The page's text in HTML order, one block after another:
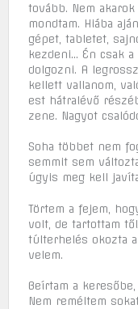
tovább. Nem
mondtam. Hiába
gépet, tabletet,
kezdeni… Én csak
dolgozni. A
kellett vallanom,
est hátralévő
zene. Nagyot
Soha többet nem
semmit sem
úgyis meg kell
Törtem a fejem,
volt, de tartottam
túlterhelés okozta
velem.
Beírtam a
Nem reméltem